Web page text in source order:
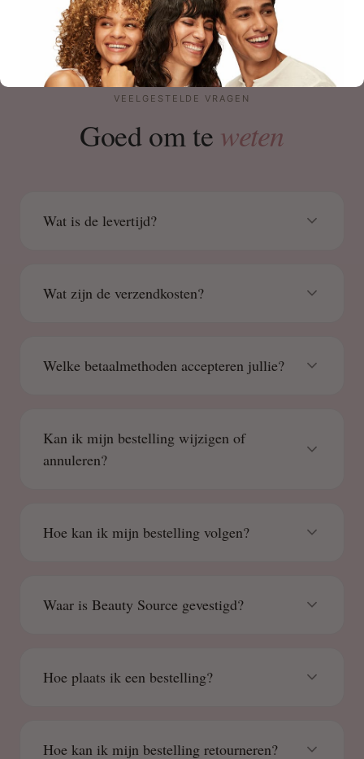
VEELGESTELDE VRAGEN
Goed om te weten
Wat is de levertijd?
Wat zijn de verzendkosten?
Welke betaalmethoden accepteren jullie?
Kan ik mijn bestelling wijzigen of
annuleren?
Hoe kan ik mijn bestelling volgen?
Waar is Beauty Source gevestigd?
Hoe plaats ik een bestelling?
Hoe kan ik mijn bestelling retourneren?